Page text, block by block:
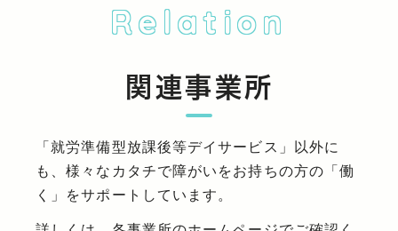
Relation
関連事業所
「就労準備型放課後等デイサービス」以外に
も、様々なカタチで障がいをお持ちの方の「働
く」をサポートしています。